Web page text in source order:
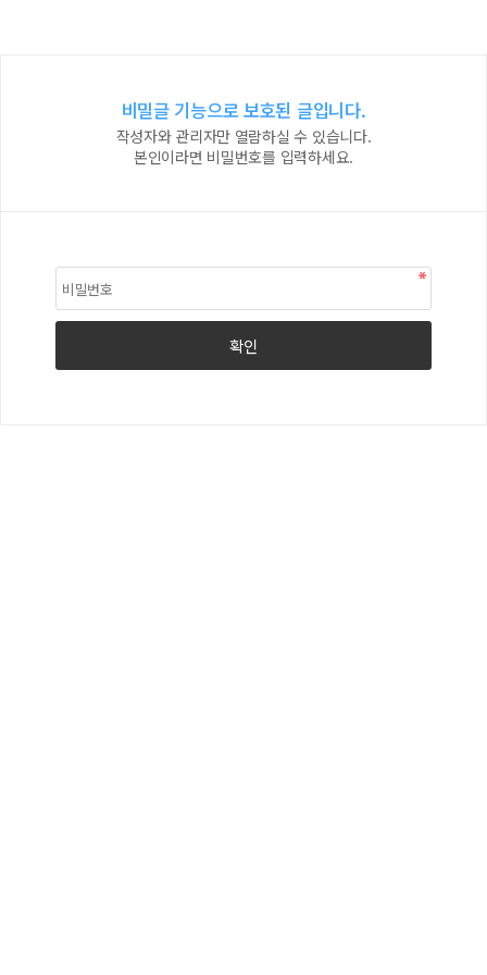
비밀글 기능으로 보호된 글입니다.
작성자와 관리자만 열람하실 수 있습니다.
본인이라면 비밀번호를 입력하세요.